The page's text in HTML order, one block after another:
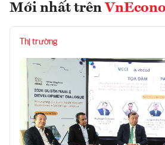
Mới nhất trên
Thị trường